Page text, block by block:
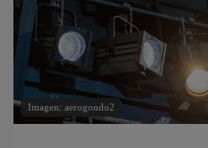
Imagen: aerogondo2